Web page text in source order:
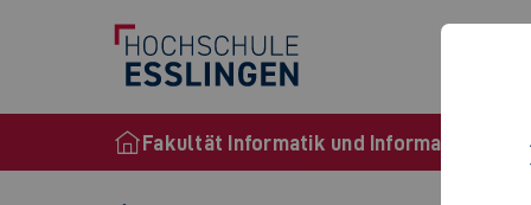
Fakultät Informatik und